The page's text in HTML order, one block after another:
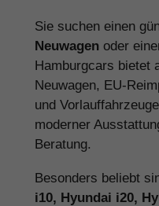
Sie suchen einen
Neuwagen oder
Hamburgcars bietet
Neuwagen, EU-
und
moderner
Beratung.
Besonders beliebt
i10, Hyundai i20,